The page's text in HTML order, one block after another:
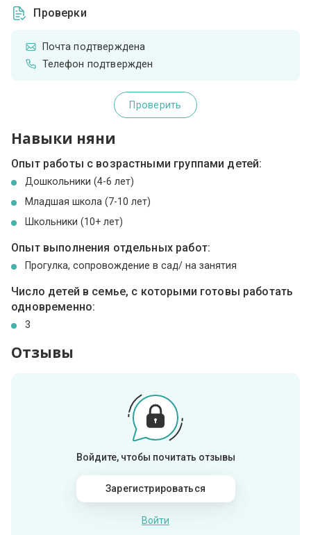
Проверки
Почта подтверждена
Телефон подтвержден
Проверить
Навыки няни
Опыт работы с возрастными группами детей:
Дошкольники (4-6 лет)
Младшая школа (7-10 лет)
Школьники (10+ лет)
Опыт выполнения отдельных работ:
Прогулка, сопровождение в сад/ на занятия
Число детей в семье, с которыми готовы работать
одновременно:
3
Отзывы
Войдите, чтобы почитать отзывы
Зарегистрироваться
Войти